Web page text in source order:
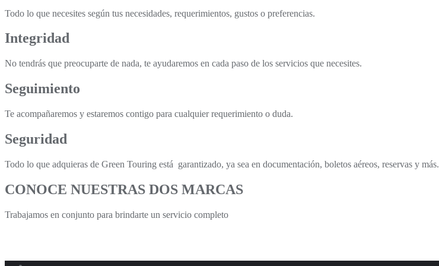
Todo lo que necesites según tus necesidades, requerimientos, gustos o preferencias.
Integridad
No tendrás que preocuparte de nada, te ayudaremos en cada paso de los servicios que necesites.
Seguimiento
Te acompañaremos y estaremos contigo para cualquier requerimiento o duda.
Seguridad
Todo lo que adquieras de Green Touring está garantizado, ya sea en documentación, boletos aéreos, reservas y más.
CONOCE NUESTRAS DOS MARCAS
Trabajamos en conjunto para brindarte un servicio completo